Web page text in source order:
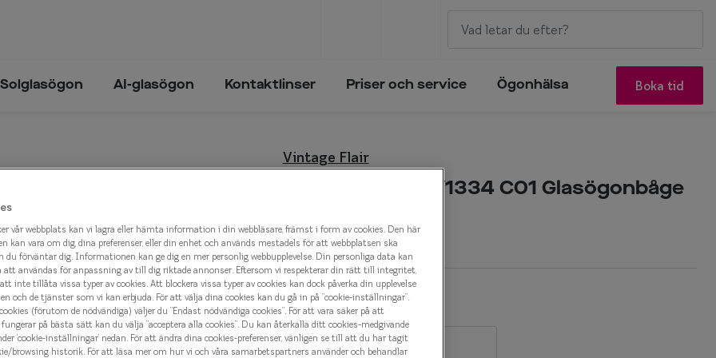
Glasögon & solglasögon 2026
Solglasögon AI-glasögon Kontaktlinser Priser och service Ögonhälsa
Astigmatism
Boka tid
Vintage Flair
Vintage Flair 0IY1334 C01 Glasögonbåge
1 000 kr
Välj färg:
Svart
vår webbplats kan vi lagra eller hämta information i din webbläsare, främst i form av cookies. Den här
kan vara om dig, dina preferenser, eller din enhet och används mestadels för att webbplatsen ska
du förväntar dig. Informationen kan ge dig en mer personlig webbupplevelse. Din personliga data kan
att användas för anpassning av till dig riktade annonser. Eftersom vi respekterar din rätt till integritet,
inte tillåta vissa typer av cookies. Att blockera vissa typer av cookies kan dock påverka din upplevelse
och de tjänster som vi kan erbjuda. För att välja dina cookies kan du gå in på ”cookie-inställningar”.
(förutom de nödvändiga) väljer du ”Endast nödvändiga cookies”. För att vara säker på att
på bästa sätt kan du välja ”acceptera alla cookies”. Du kan återkalla ditt cookies-medgivande
’cookie-inställningar’ nedan. För att ändra dina cookies-preferenser, vänligen se till att du har tagit
browsing historik. För att läsa mer om hur vi och våra samarbetspartners använder och behandlar